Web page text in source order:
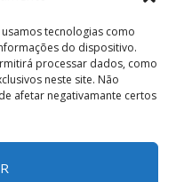
tecnologias como
do dispositivo.
processar dados, como
neste site. Não
afetar negativamante certos